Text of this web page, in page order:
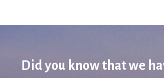
Did you know that we